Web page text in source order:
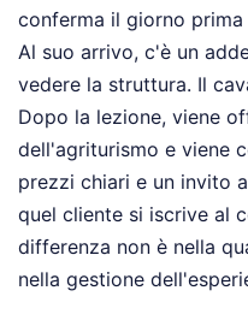
conferma il giorno
Al suo arrivo, c'è un
vedere la struttura. Il
Dopo la lezione, viene
dell'agriturismo e viene
prezzi chiari e un invito
quel cliente si iscrive al
differenza non è nella
nella gestione